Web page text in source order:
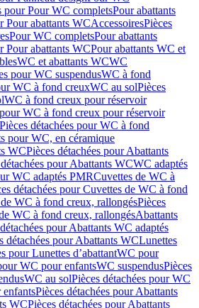
pour Pour WC completsPour abattants
Pour abattants WCAccessoiresPièces
Pour WC completsPour abattants
Pour abattants WCPour abattants WC et
WC et abattants WCWC
pour WC suspendusWC à fond
WC à fond creuxWC au solPièces
WC à fond creux pour réservoir
WC à fond creux pour réservoir
Pièces détachées pour WC à fond
pour WC, en céramique
WCPièces détachées pour Abattants
pour Abattants WCWC adaptés
WC adaptés PMRCuvettes de WC à
détachées pour Cuvettes de WC à fond
WC à fond creux, rallongésPièces
WC à fond creux, rallongésAbattants
pour Abattants WC adaptés
détachées pour Abattants WCLunettes
pour Lunettes d’abattantWC pour
WC pour enfantsWC suspendusPièces
WC au solPièces détachées pour WC
Pièces détachées pour Abattants
WCPièces détachées pour Abattants